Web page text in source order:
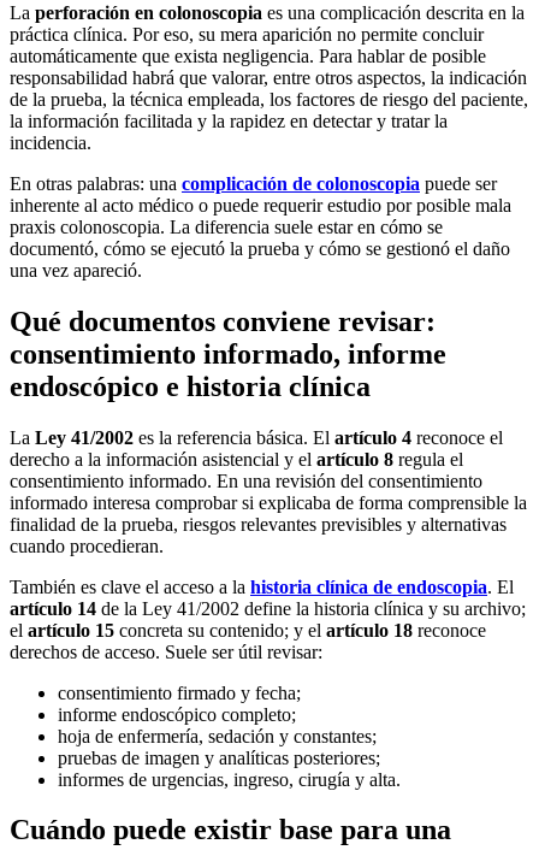
La perforación en colonoscopia es una complicación descrita en la
práctica clínica. Por eso, su mera aparición no permite concluir
automáticamente que exista negligencia. Para hablar de posible
responsabilidad habrá que valorar, entre otros aspectos, la indicación
de la prueba, la técnica empleada, los factores de riesgo del paciente,
la información facilitada y la rapidez en detectar y tratar la
incidencia.
En otras palabras: una complicación de colonoscopia puede ser
inherente al acto médico o puede requerir estudio por posible mala
praxis colonoscopia. La diferencia suele estar en cómo se
documentó, cómo se ejecutó la prueba y cómo se gestionó el daño
una vez apareció.
Qué documentos conviene revisar:
consentimiento informado, informe
endoscópico e historia clínica
La Ley 41/2002 es la referencia básica. El artículo 4 reconoce el
derecho a la información asistencial y el artículo 8 regula el
consentimiento informado. En una revisión del consentimiento
informado interesa comprobar si explicaba de forma comprensible la
finalidad de la prueba, riesgos relevantes previsibles y alternativas
cuando procedieran.
También es clave el acceso a la historia clínica de endoscopia. El
artículo 14 de la Ley 41/2002 define la historia clínica y su archivo;
el artículo 15 concreta su contenido; y el artículo 18 reconoce
derechos de acceso. Suele ser útil revisar:
consentimiento firmado y fecha;
informe endoscópico completo;
hoja de enfermería, sedación y constantes;
pruebas de imagen y analíticas posteriores;
informes de urgencias, ingreso, cirugía y alta.
Cuándo puede existir base para una